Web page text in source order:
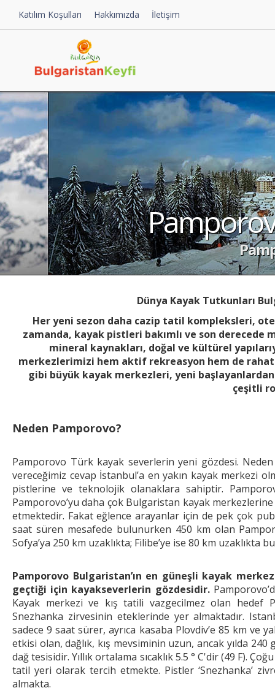
Katılım Koşulları Hakkımızda İletişim
Dünya Kayak Tutkunları
Her yeni sezon daha cazip tatil kompleksleri,
zamanda, kayak pistleri bakımlı ve son derecede
mineral kaynakları, doğal ve kültürel
merkezlerimizi hem aktif rekreasyon hem de
gibi büyük kayak merkezleri, yeni
çeşitli
Neden Pamporovo?
Pamporovo Türk kayak severlerin yeni gözdesi.
vereceğimiz cevap İstanbul’a en yakın kayak merkezi
pistlerine ve teknolojik olanaklara sahiptir.
Pamporovo’yu daha çok Bulgaristan kayak
etmektedir. Fakat eğlence arayanlar için de pek çok
saat süren mesafede bulunurken 450 km olan
Sofya’ya 250 km uzaklıkta; Filibe’ye ise 80 km uzaklıkta
Pamporovo Bulgaristan’ın en güneşli kayak
geçtiği için kayakseverlerin gözdesidir.
Kayak merkezi ve kış tatili vazgecilmez olan hedef
Snezhanka zirvesinin eteklerinde yer almaktadır.
sadece 9 saat sürer, ayrıca kasaba Plovdiv’e 85 km ve
etkisi olan, dağlık, kış mevsiminin uzun, ancak yılda
dağ tesisidir. Yıllık ortalama sıcaklık 5.5 ° C'dir (49 F).
tatil yeri olarak tercih etmekte. Pistler ‘Snezhanka’
almakta.